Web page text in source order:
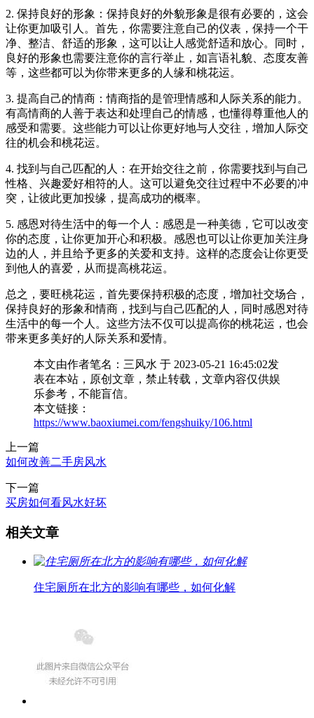
2. 保持良好的形象：保持良好的外貌形象是很有必要的，这会
让你更加吸引人。首先，你需要注意自己的仪表，保持一个干
净、整洁、舒适的形象，这可以让人感觉舒适和放心。同时，
良好的形象也需要注意你的言行举止，如言语礼貌、态度友善
等，这些都可以为你带来更多的人缘和桃花运。
3. 提高自己的情商：情商指的是管理情感和人际关系的能力。
有高情商的人善于表达和处理自己的情感，也懂得尊重他人的
感受和需要。这些能力可以让你更好地与人交往，增加人际交
往的机会和桃花运。
4. 找到与自己匹配的人：在开始交往之前，你需要找到与自己
性格、兴趣爱好相符的人。这可以避免交往过程中不必要的冲
突，让彼此更加投缘，提高成功的概率。
5. 感恩对待生活中的每一个人：感恩是一种美德，它可以改变
你的态度，让你更加开心和积极。感恩也可以让你更加关注身
边的人，并且给予更多的关爱和支持。这样的态度会让你更受
到他人的喜爱，从而提高桃花运。
总之，要旺桃花运，首先要保持积极的态度，增加社交场合，
保持良好的形象和情商，找到与自己匹配的人，同时感恩对待
生活中的每一个人。这些方法不仅可以提高你的桃花运，也会
带来更多美好的人际关系和爱情。
本文由作者笔名：三风水 于 2023-05-21 16:45:02发
表在本站，原创文章，禁止转载，文章内容仅供娱
乐参考，不能盲信。
本文链接：
https://www.baoxiumei.com/fengshuiky/106.html
上一篇
如何改善二手房风水
下一篇
买房如何看风水好坏
相关文章
住宅厕所在北方的影响有哪些，如何化解